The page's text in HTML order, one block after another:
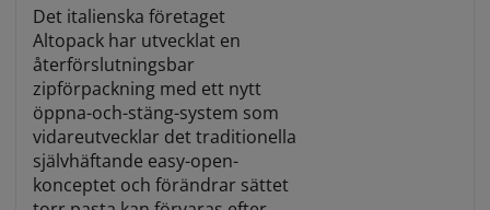
Det italienska företaget
Altopack har utvecklat en
återförslutningsbar
zipförpackning med ett nytt
öppna-och-stäng-system som
vidareutvecklar det traditionella
självhäftande easy-open-
konceptet och förändrar sättet